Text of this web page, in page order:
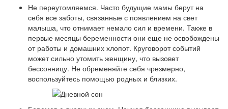
Не переутомляемся. Часто будущие мамы берут на
себя все заботы, связанные с появлением на свет
малыша, что отнимает немало сил и времени. Также в
первые месяцы беременности они еще не освобождены
от работы и домашних хлопот. Круговорот событий
может сильно утомить женщину, что вызовет
бессонницу. Не обременяйте себя чрезмерно,
воспользуйтесь помощью родных и близких.